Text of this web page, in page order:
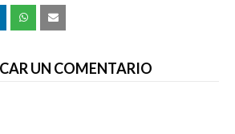
UN COMENTARIO